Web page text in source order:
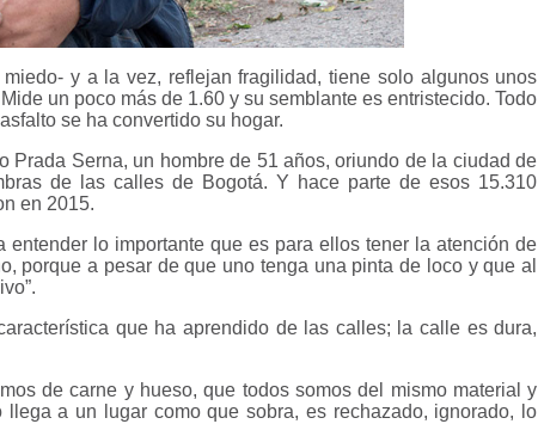
y a la vez, reflejan fragilidad, tiene solo algunos unos
un poco más de 1.60 y su semblante es entristecido. Todo
se ha convertido su hogar.
Prada Serna, un hombre de 51 años, oriundo de la ciudad de
de las calles de Bogotá. Y hace parte de esos 15.310
en 2015.
lo importante que es para ellos tener la atención de
porque a pesar de que uno tenga una pinta de loco y que al
que ha aprendido de las calles; la calle es dura,
de carne y hueso, que todos somos del mismo material y
a un lugar como que sobra, es rechazado, ignorado, lo